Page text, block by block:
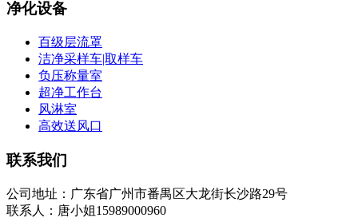
净化设备
百级层流罩
洁净采样车|取样车
负压称量室
超净工作台
风淋室
高效送风口
联系我们
公司地址：广东省广州市番禺区大龙街长沙路29号
联系人：唐小姐15989000960